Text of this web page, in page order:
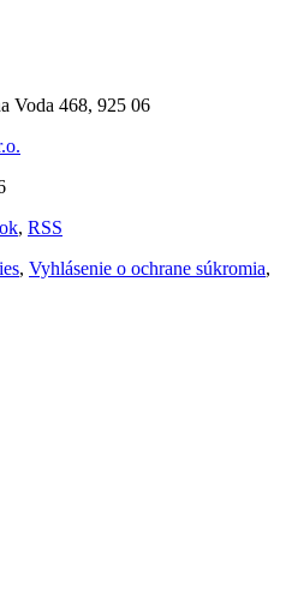
Voda 468, 925 06
, RSS
, Vyhlásenie o ochrane súkromia,